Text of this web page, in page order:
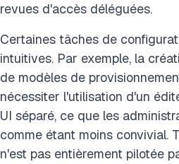
revues d'accès déléguées.
Certaines tâches de
intuitives. Par exemple, la
de modèles de
nécessiter l'utilisation d'un
UI séparé, ce que les
comme étant moins convivial.
n'est pas entièrement pilotée